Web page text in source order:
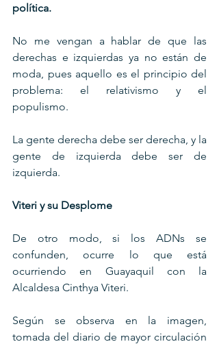
política.
No me vengan a hablar de que las
derechas e izquierdas ya no están de
moda, pues aquello es el principio del
problema: el relativismo y el
populismo.
La gente derecha debe ser derecha, y la
gente de izquierda debe ser de
izquierda.
Viteri y su Desplome
De otro modo, si los ADNs se
confunden, ocurre lo que está
ocurriendo en Guayaquil con la
Alcaldesa Cinthya Viteri.
Según se observa en la imagen,
tomada del diario de mayor circulación